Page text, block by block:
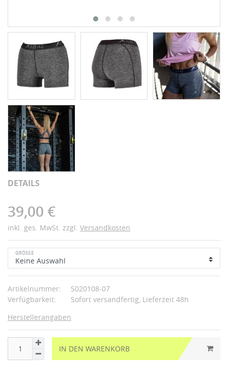
DETAILS
39,00 €
inkl. ges. MwSt. zzgl. Versandkosten
GRÖSSE
Artikelnummer:
S020108-07
Verfügbarkeit:
Sofort versandfertig, Lieferzeit 48h
Herstellerangaben
IN DEN WARENKORB